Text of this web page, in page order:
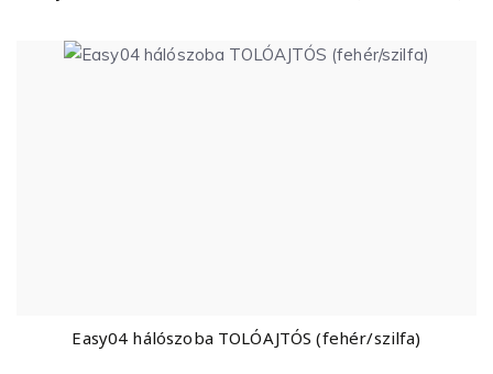
Easy04 hálószoba TOLÓAJTÓS (fehér/szilfa)